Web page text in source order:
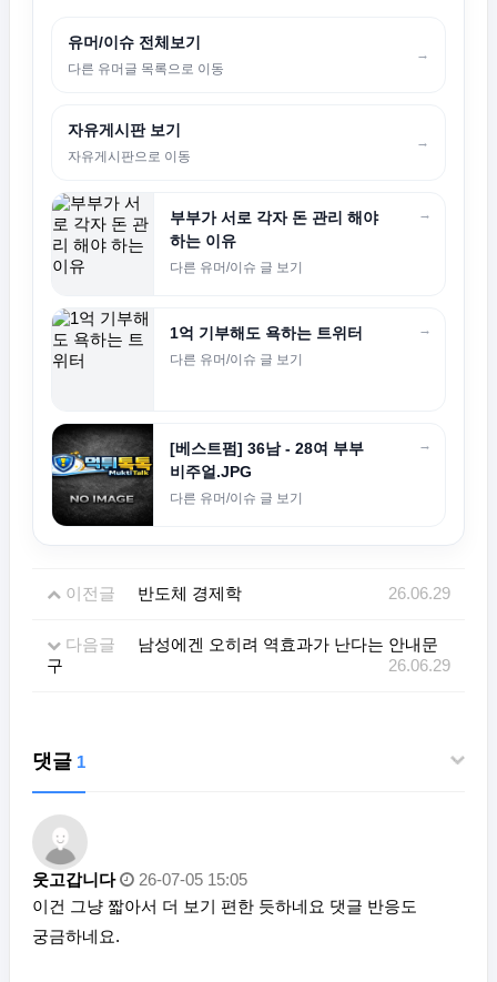
유머/이슈 전체보기
다른 유머글 목록으로 이동
→
자유게시판 보기
자유게시판으로 이동
→
부부가 서로 각자 돈 관리 해야
하는 이유
다른 유머/이슈 글 보기
→
1억 기부해도 욕하는 트위터
다른 유머/이슈 글 보기
→
[베스트펌] 36남 - 28여 부부
비주얼.JPG
다른 유머/이슈 글 보기
→
이전글 반도체 경제학 26.06.29
다음글
남성에겐 오히려 역효과가 난다는 안내문
구
26.06.29
댓글 1
웃고갑니다
26-07-05 15:05
이건 그냥 짧아서 더 보기 편한 듯하네요 댓글 반응도
궁금하네요.